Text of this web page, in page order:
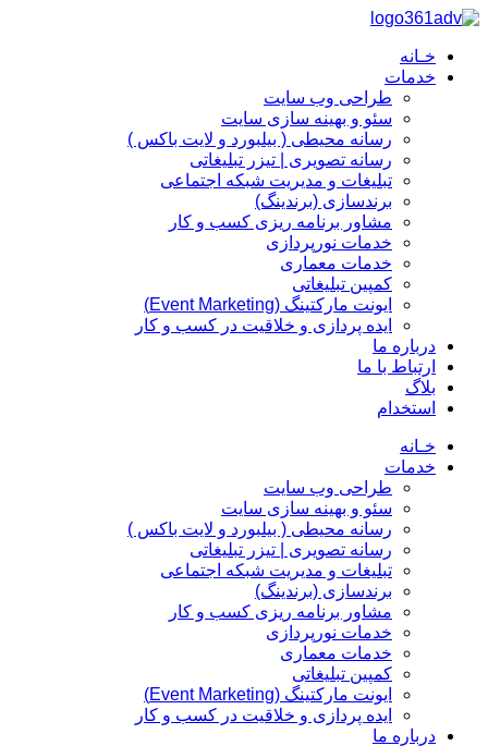
پرش
محتوا
خـانه
خدمات
طراحی وب سایت
سئو و بهینه سازی سایت
رسانه محیطی ( بیلبورد و لایت باکس )
رسانه تصویری | تیزر تبلیغاتی
تبلیغات و مدیریت شبکه اجتماعی
برندسازی (برندینگ)‌
مشاور برنامه ریزی کسب و کار
خدمات نورپردازی
خدمات معماری
کمپین تبلیغاتی
ایونت مارکتینگ (Event Marketing)
ایده پردازی و خلاقیت در کسب و کار
درباره ما
ارتباط با ما
بلاگ
استخدام
خـانه
خدمات
طراحی وب سایت
سئو و بهینه سازی سایت
رسانه محیطی ( بیلبورد و لایت باکس )
رسانه تصویری | تیزر تبلیغاتی
تبلیغات و مدیریت شبکه اجتماعی
برندسازی (برندینگ)‌
مشاور برنامه ریزی کسب و کار
خدمات نورپردازی
خدمات معماری
کمپین تبلیغاتی
ایونت مارکتینگ (Event Marketing)
ایده پردازی و خلاقیت در کسب و کار
درباره ما